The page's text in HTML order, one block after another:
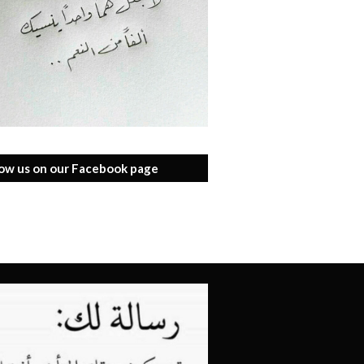
us on our Facebook page